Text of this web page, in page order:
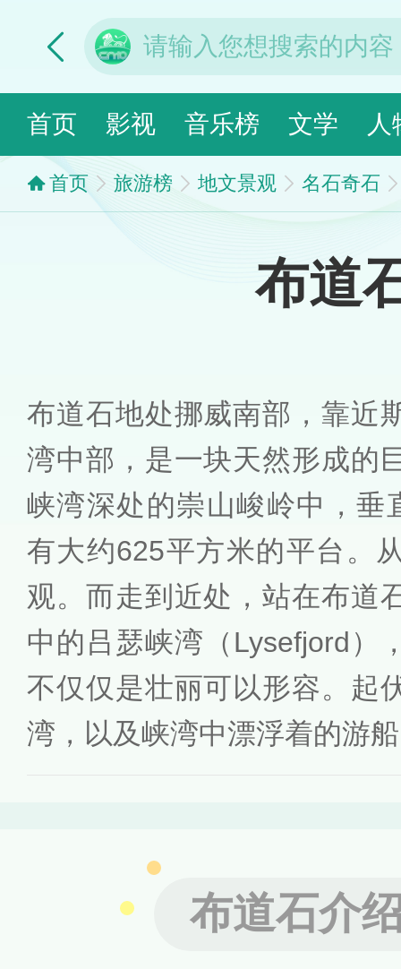
首页 影视 音乐榜 文学 人
首页 旅游榜 地文景观 名石奇石
布道
布道石地处挪威南部，靠近
湾中部，是一块天然形成的
峡湾深处的崇山峻岭中，垂
有大约625平方米的平台。
观。而走到近处，站在布道
中的吕瑟峡湾（Lysefjord）
不仅仅是壮丽可以形容。起
湾，以及峡湾中漂浮着的游
布道石介